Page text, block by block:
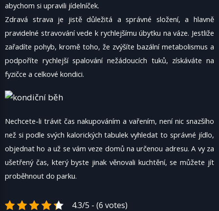
abychom si upravili jídelníček.
Zdravá strava je jistě důležitá a správné složení, a hlavně
pravidelné stravování vede k rychlejšímu úbytku na váze. Jestliže
zařadíte pohyb, kromě toho, že zvýšíte bazální metabolismus a
podpoříte rychlejší spalování nežádoucích tuků, získáváte na
fyzičce a celkové kondici.
Nechcete-li trávit čas nakupováním a vařením, není nic snazšího
než si podle svých kalorických tabulek vyhledat to správné jídlo,
objednat ho a už se vám veze domů na určenou adresu. A vy za
ušetřený čas, který byste jinak věnovali kuchtění, se můžete jít
proběhnout do parku.
4.3/5 - (6 votes)